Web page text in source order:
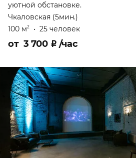
уютной обстановке.
Чкаловская (5мин.)
100 м2 • 25 человек
от 3 700 ₽ /час